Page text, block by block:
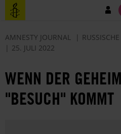
Direkt
zum
Benutzermenü
AMNESTY JOURNAL
25. JULI 2022
WENN DER
"BESUCH" KOMMT